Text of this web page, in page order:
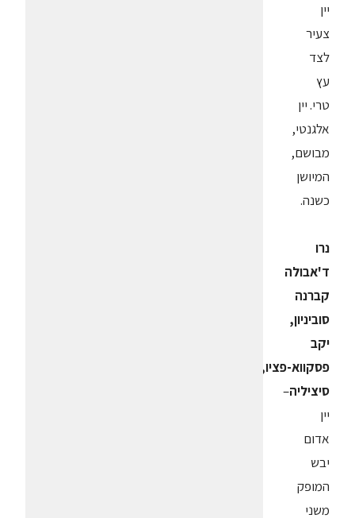
יין
צעיר
לצד
עץ
טרי. יין
אלגנטי,
מבושם,
המיושן
כשנה.
נרו
ד'אבולה
קברנה
סוביניון,
יקב
פסקווא-פציו,
סיציליה–
יין
אדום
יבש
המופק
משני